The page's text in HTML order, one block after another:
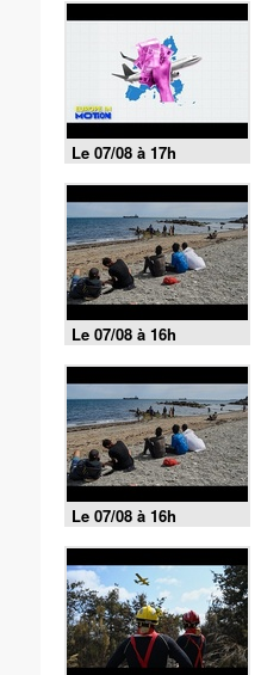
Le 07/08 à 17h
Le 07/08 à 16h
Le 07/08 à 16h